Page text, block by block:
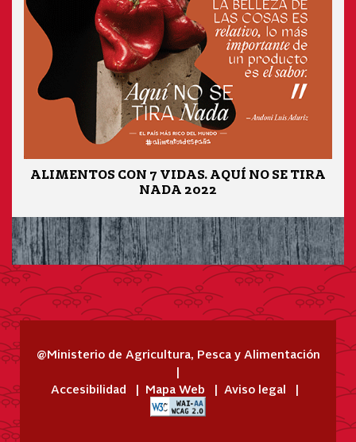
ALIMENTOS CON 7 VIDAS. AQUÍ NO SE TIRA
NADA 2022
@Ministerio de Agricultura, Pesca y Alimentación
Accesibilidad Mapa Web Aviso legal